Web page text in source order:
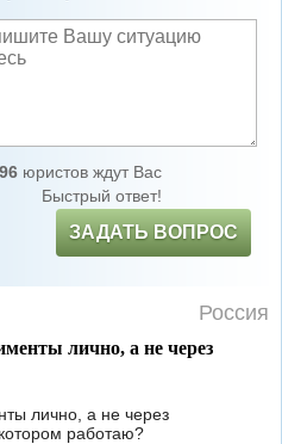
юристов ждут Вас
Быстрый ответ!
ЗАДАТЬ ВОПРОС
Россия
лично, а не через
лично, а не через
работаю?